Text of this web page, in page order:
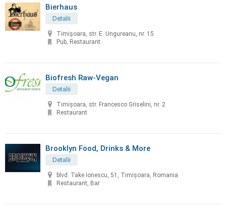
Bierhaus
Detalii
Timișoara, str. E. Ungureanu, nr. 15
Pub, Restaurant
Biofresh Raw-Vegan
Detalii
Timișoara, str. Francesco Griselini, nr. 2
Restaurant
Brooklyn Food, Drinks & More
Detalii
blvd. Take Ionescu, 51, Timișoara, Romania
Restaurant, Bar